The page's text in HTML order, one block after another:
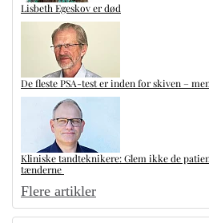
Lisbeth Egeskov er død
De fleste PSA-test er inden for skiven –
Kliniske tandteknikere: Glem ikke de
tænderne
Flere artikler